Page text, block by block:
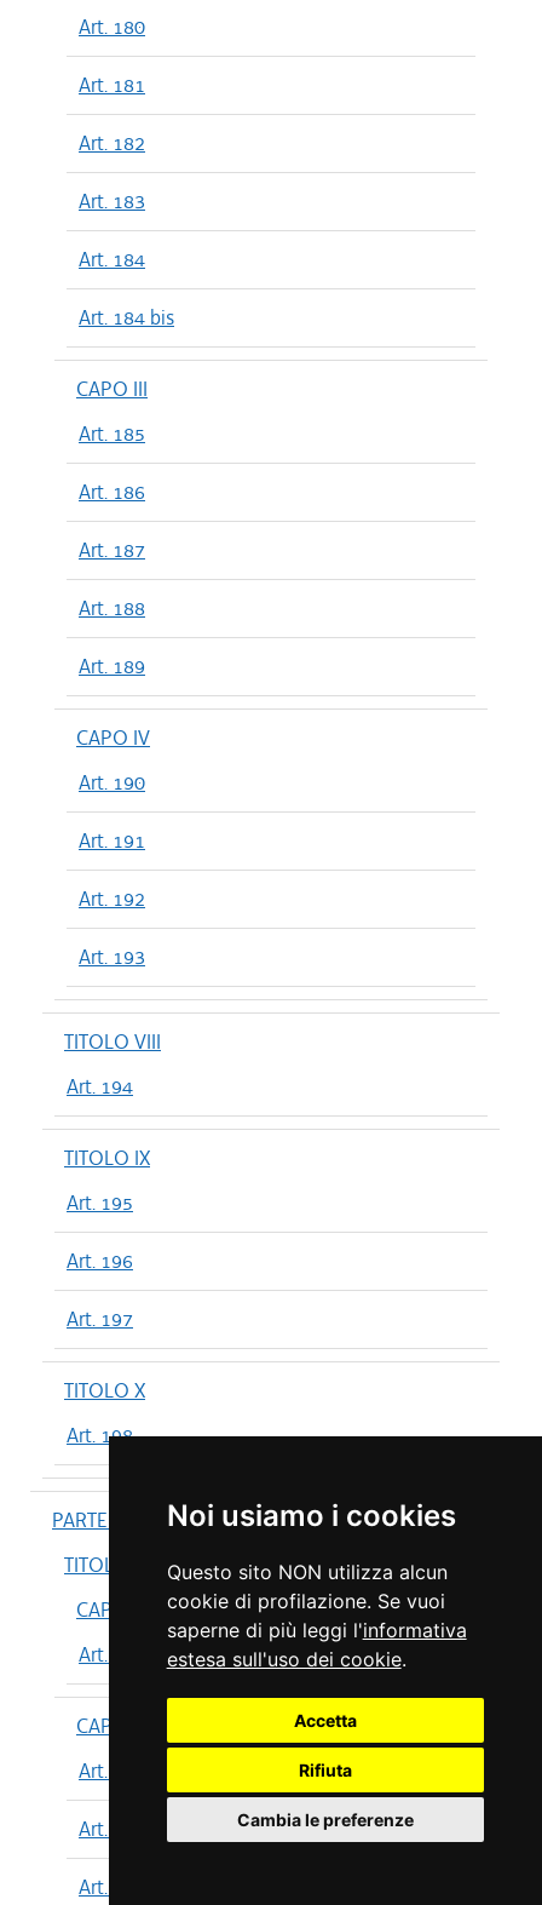
Noi usiamo i cookies
Questo sito NON utilizza alcun
cookie di profilazione. Se vuoi
saperne di più leggi l'informativa
estesa sull'uso dei cookie.
Accetta
Rifiuta
Cambia le preferenze
Art. 180
Art. 181
Art. 182
Art. 183
Art. 184
Art. 184 bis
CAPO III
Art. 185
Art. 186
Art. 187
Art. 188
Art. 189
CAPO IV
Art. 190
Art. 191
Art. 192
Art. 193
TITOLO VIII
Art. 194
TITOLO IX
Art. 195
Art. 196
Art. 197
TITOLO X
Art. 198
PARTE IV
TITOLO I
CAPO I
Art. 199
CAPO II
Art. 200
Art. 201
Art. 202